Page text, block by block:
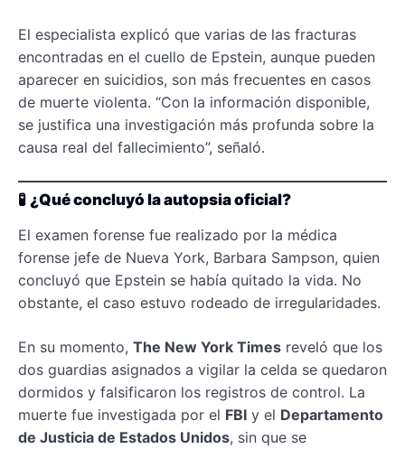
El especialista explicó que varias de las fracturas
encontradas en el cuello de Epstein, aunque pueden
aparecer en suicidios, son más frecuentes en casos
de muerte violenta. “Con la información disponible,
se justifica una investigación más profunda sobre la
causa real del fallecimiento”, señaló.
🧪 ¿Qué concluyó la autopsia oficial?
El examen forense fue realizado por la médica
forense jefe de Nueva York, Barbara Sampson, quien
concluyó que Epstein se había quitado la vida. No
obstante, el caso estuvo rodeado de irregularidades.
En su momento, The New York Times reveló que los
dos guardias asignados a vigilar la celda se quedaron
dormidos y falsificaron los registros de control. La
muerte fue investigada por el FBI y el Departamento
de Justicia de Estados Unidos, sin que se